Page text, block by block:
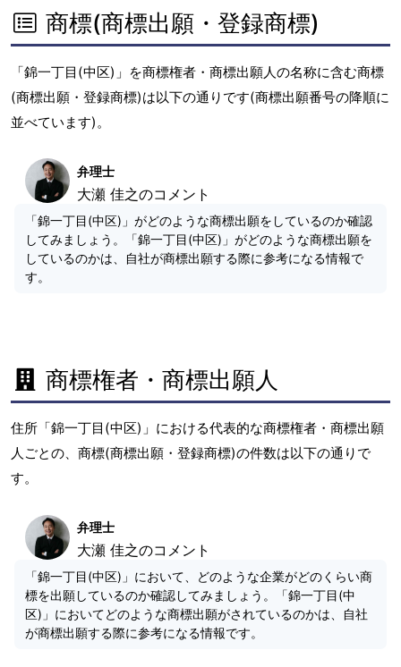
商標(商標出願・登録商標)
「錦一丁目(中区)」を商標権者・商標出願人の名称に含む商標
(商標出願・登録商標)は以下の通りです(商標出願番号の降順に
並べています)。
弁理士
大瀬 佳之のコメント
「錦一丁目(中区)」がどのような商標出願をしているのか確認
してみましょう。「錦一丁目(中区)」がどのような商標出願を
しているのかは、自社が商標出願する際に参考になる情報で
す。
商標権者・商標出願人
住所「錦一丁目(中区)」における代表的な商標権者・商標出願
人ごとの、商標(商標出願・登録商標)の件数は以下の通りで
す。
弁理士
大瀬 佳之のコメント
「錦一丁目(中区)」において、どのような企業がどのくらい商
標を出願しているのか確認してみましょう。「錦一丁目(中
区)」においてどのような商標出願がされているのかは、自社
が商標出願する際に参考になる情報です。